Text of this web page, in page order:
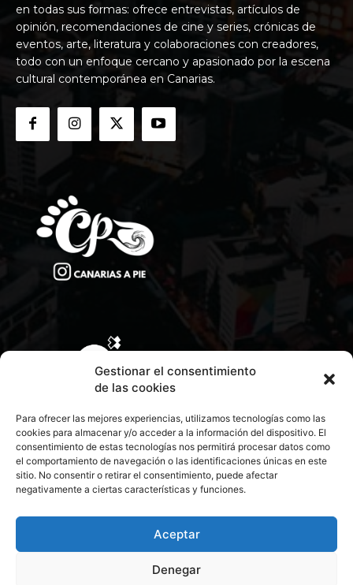
Gestionar el consentimiento
de las cookies
Para ofrecer las mejores experiencias, utilizamos tecnologías como las
cookies para almacenar y/o acceder a la información del dispositivo. El
consentimiento de estas tecnologías nos permitirá procesar datos como
el comportamiento de navegación o las identificaciones únicas en este
sitio. No consentir o retirar el consentimiento, puede afectar
negativamente a ciertas características y funciones.
Aceptar
Denegar
en todas sus formas: ofrece entrevistas, artículos de
opinión, recomendaciones de cine y series, crónicas de
eventos, arte, literatura y colaboraciones con creadores,
todo con un enfoque cercano y apasionado por la escena
cultural contemporánea en Canarias.
CONTACTA CON NOSOTROS